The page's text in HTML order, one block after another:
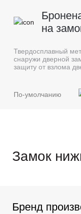
на
Твердосплавный
снаружи дверной
защиту от взлома
По-умолчанию
Замок
Бренд